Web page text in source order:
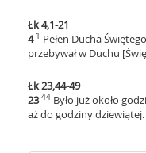
Łk 4,1-21
4 1 Pełen Ducha
przebywał w Duchu
Łk 23,44-49
23 44 Było już około
aż do godziny dziewiątej.